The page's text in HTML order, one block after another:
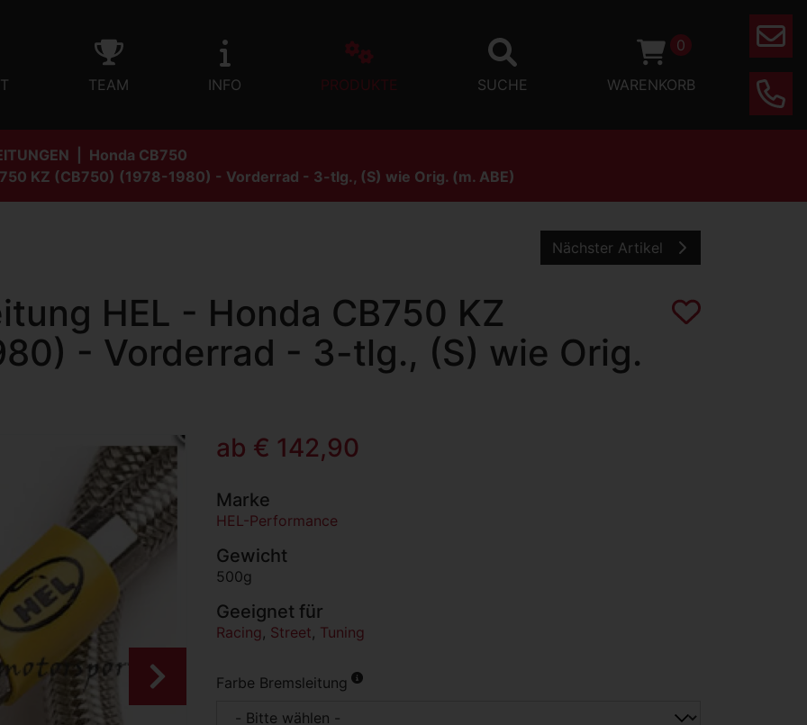
TEAM INFO PRODUKTE SUCHE WARENKORB
0
Mail
Phone
Honda CB750
KZ (CB750) (1978-1980) - Vorderrad - 3-tlg., (S) wie Orig. (m. ABE)
Nächster Artikel
HEL - Honda CB750 KZ
- Vorderrad - 3-tlg., (S) wie Orig.
ab € 142,90
Marke
HEL-Performance
Gewicht
500g
Geeignet für
Racing , Street, Tuning
Farbe Bremsleitung